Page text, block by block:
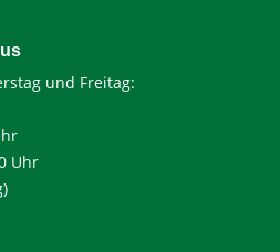
und Freitag:
Uhr